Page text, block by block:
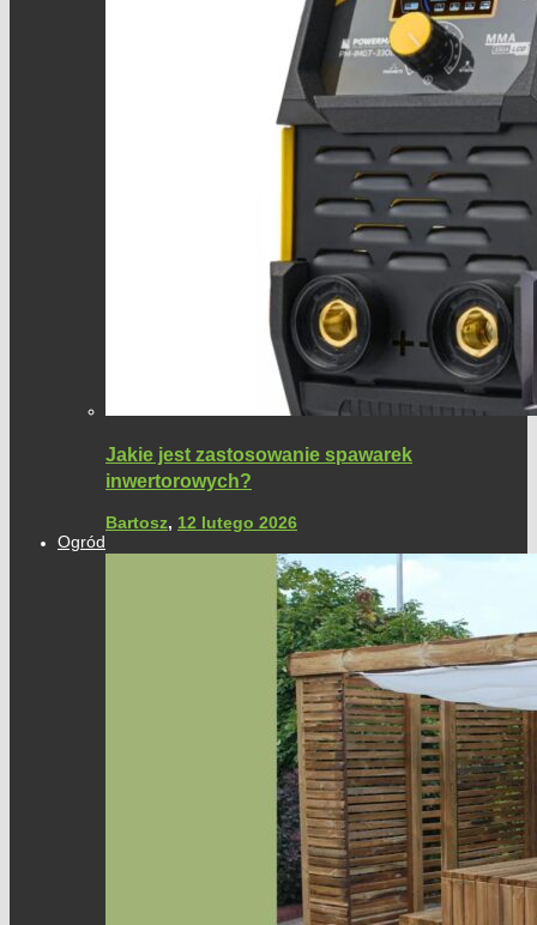
Jakie jest zastosowanie spawarek
inwertorowych?
Bartosz, 12 lutego 2026
Ogród